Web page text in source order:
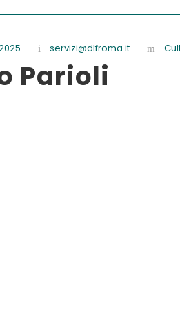
servizi@dlfroma.it
Parioli